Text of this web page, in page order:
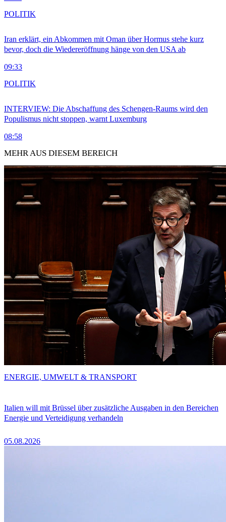
Iran erklärt, ein Abkommen mit Oman über Hormus stehe kurz
bevor, doch die Wiedereröffnung hänge von den USA ab
09:33
POLITIK
INTERVIEW: Die Abschaffung des Schengen-Raums wird den
Populismus nicht stoppen, warnt Luxemburg
08:58
POLITIK
MEHR AUS DIESEM BEREICH
Italien will mit Brüssel über zusätzliche Ausgaben in den Bereichen
Energie und Verteidigung verhandeln
05.08.2026
ENERGIE, UMWELT & TRANSPORT